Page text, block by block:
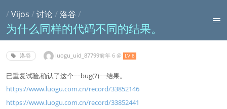
/Vijos /讨论 /洛谷 /
为什么同样的代码不同的结果。
洛谷 LV 8
@
6 年前
已重复试验,确认了这个~~bug(?)~~结果。
https://www.luogu.com.cn/record/33852146
https://www.luogu.com.cn/record/33852441